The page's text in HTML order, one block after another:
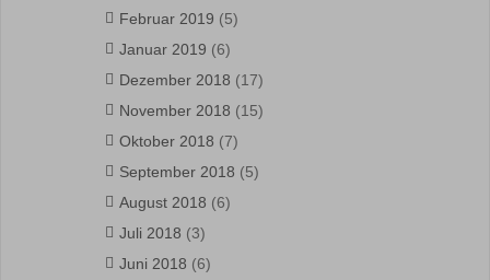
Februar 2019 (5)
Januar 2019 (6)
Dezember 2018 (17)
November 2018 (15)
Oktober 2018 (7)
September 2018 (5)
August 2018 (6)
Juli 2018 (3)
Juni 2018 (6)